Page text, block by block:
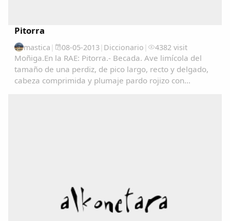
Pitorra
mastica | 08-05-2013| Diccionario | 4382 visit
Moñiga.En la RAE: Pitorra.- Becada. Ave limícola del
tamaño de una perdiz, de pico largo, recto y delgado,
cabeza comprimida y plumaje pardo rojizo con